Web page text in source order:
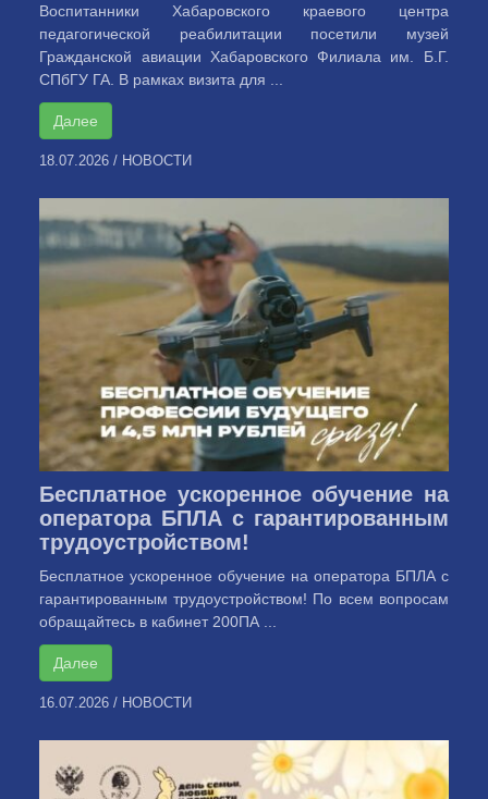
Воспитанники Хабаровского краевого центра
педагогической реабилитации посетили музей
Гражданской авиации Хабаровского Филиала им. Б.Г.
СПбГУ ГА. В рамках визита для ...
Далее
18.07.2026 / НОВОСТИ
Бесплатное ускоренное обучение на
оператора БПЛА с гарантированным
трудоустройством!
Бесплатное ускоренное обучение на оператора БПЛА с
гарантированным трудоустройством! По всем вопросам
обращайтесь в кабинет 200ПА ...
Далее
16.07.2026 / НОВОСТИ